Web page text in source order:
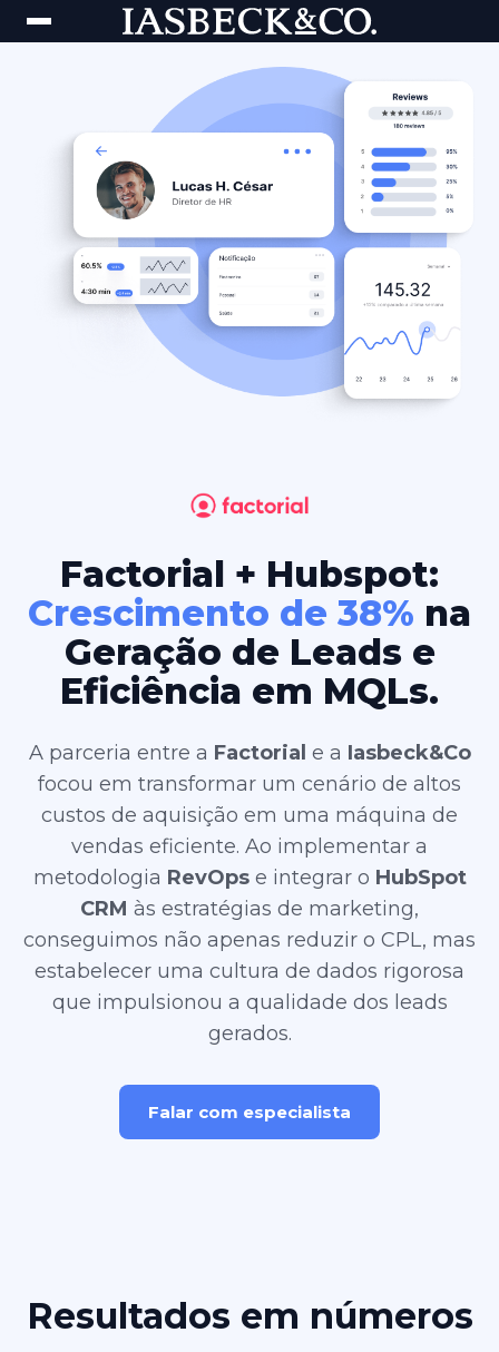
Factorial + Hubspot:
Crescimento de 38% na
Geração de Leads e
Eficiência em MQLs.
A parceria entre a Factorial e a Iasbeck&Co
focou em transformar um cenário de altos
custos de aquisição em uma máquina de
vendas eficiente. Ao implementar a
metodologia RevOpse integrar o HubSpot
CRM às estratégias de marketing,
conseguimos não apenas reduzir o CPL, mas
estabelecer uma cultura de dados rigorosa
que impulsionou a qualidade dos leads
gerados.
Falar com especialista
Resultados em números